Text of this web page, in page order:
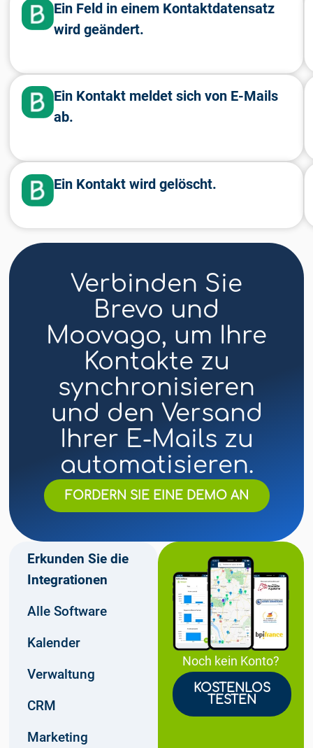
Erkunden Sie die
Integrationen
Alle Software
Kalender
Verwaltung
CRM
Marketing
Noch kein Konto?
KOSTENLOS
TESTEN
Ein Feld in einem Kontaktdatensatz
wird geändert.
Ein Kontakt meldet sich von E-Mails
ab.
Ein Kontakt wird gelöscht.
Verbinden Sie
Brevo und
Moovago, um Ihre
Kontakte zu
synchronisieren
und den Versand
Ihrer E-Mails zu
automatisieren.
FORDERN SIE EINE DEMO AN